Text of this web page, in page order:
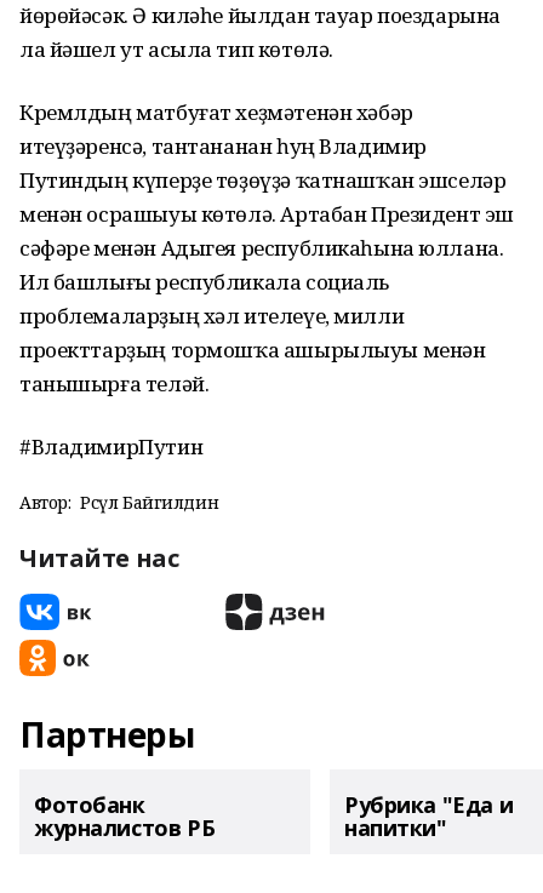
йөрөйәсәк. Ә киләһе йылдан тауар поездарына
ла йәшел ут асыла тип көтөлә.
Кремлдың матбуғат хеҙмәтенән хәбәр
итеүҙәренсә, тантананан һуң Владимир
Путиндың күперҙе төҙөүҙә ҡатнашҡан эшселәр
менән осрашыуы көтөлә. Артабан Президент эш
сәфәре менән Адыгея республикаһына юллана.
Ил башлығы республикала социаль
проблемаларҙың хәл ителеүе, милли
проекттарҙың тормошҡа ашырылыуы менән
танышырға теләй.
#ВладимирПутин
Автор: Рәсүл Байгилдин
Читайте нас
Партнеры
Фотобанк
журналистов РБ
Рубрика "Еда и
напитки"